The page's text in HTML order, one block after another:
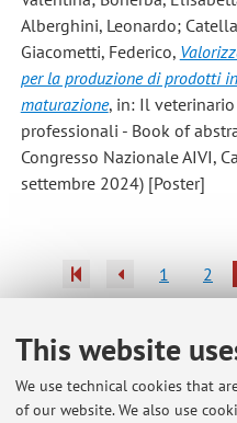
This website
We use technical cookies that
of our website. We also use
Alberghini, Leonardo;
Giacometti, Federico,
per la produzione di prodotti
maturazione, in: Il
professionali - Book of
Congresso Nazionale AIVI,
settembre 2024) [Poster]
1 2